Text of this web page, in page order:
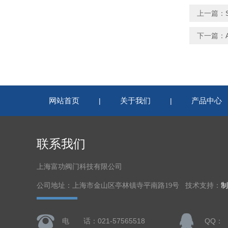
上一篇：
下一篇：
网站首页 | 关于我们 | 产品中心
联系我们
上海富功阀门科技有限公司
公司地址：上海市金山区亭林镇寺平南路19号 技术支持：
电 话：021-57565518 QQ：